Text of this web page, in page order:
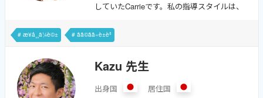
進めていきます。</p><ul><li><strong>幅広い
style="background-color: #f8e465;"><strong>
していたCarrieです。私の指導スタイルは、
ニーズに合わせた柔軟さ</strong>を大切にし
界で働いた後、留学を経験しました。ロンド
ンやバンクーバーでの生活を通じて、
<strong>英語を使った環境での学び</strong>
# æ¥å¸¸ä¼è©± # ãã©ãã«è±èª
Kazu 先生
出身国
居住国